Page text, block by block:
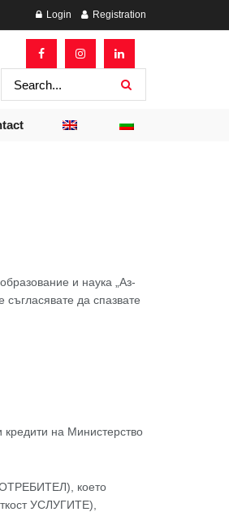
Login Registration
и наука „Аз-
да спазвате
кредити на Министерство
което
УСЛУГИТЕ),